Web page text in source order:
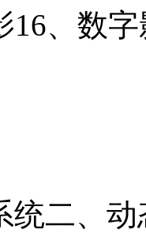
16、数
统二、